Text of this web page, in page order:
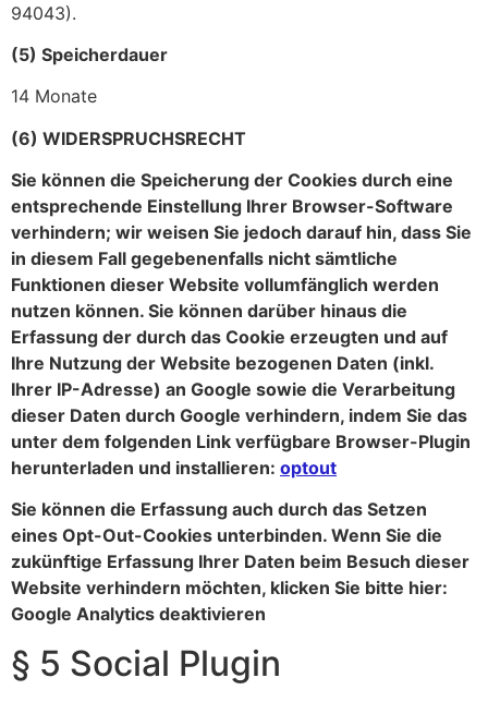
94043).
(5) Speicherdauer
14 Monate
(6) WIDERSPRUCHSRECHT
Sie können die Speicherung der Cookies durch eine
entsprechende Einstellung Ihrer Browser-Software
verhindern; wir weisen Sie jedoch darauf hin, dass Sie
in diesem Fall gegebenenfalls nicht sämtliche
Funktionen dieser Website vollumfänglich werden
nutzen können. Sie können darüber hinaus die
Erfassung der durch das Cookie erzeugten und auf
Ihre Nutzung der Website bezogenen Daten (inkl.
Ihrer IP-Adresse) an Google sowie die Verarbeitung
dieser Daten durch Google verhindern, indem Sie das
unter dem folgenden Link verfügbare Browser-Plugin
herunterladen und installieren: optout
Sie können die Erfassung auch durch das Setzen
eines Opt-Out-Cookies unterbinden. Wenn Sie die
zukünftige Erfassung Ihrer Daten beim Besuch dieser
Website verhindern möchten, klicken Sie bitte hier:
Google Analytics deaktivieren
§ 5 Social Plugin